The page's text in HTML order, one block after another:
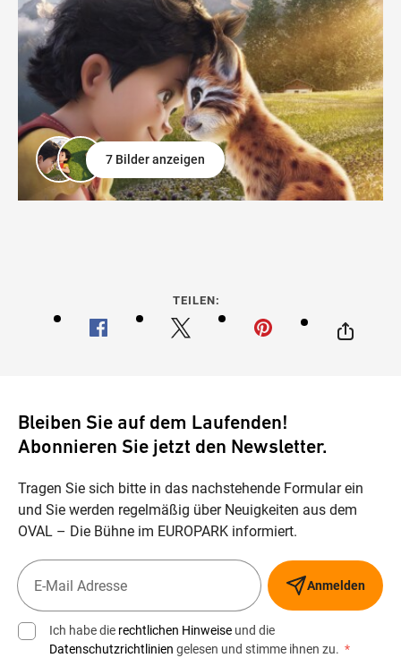
7 Bilder anzeigen
TEILEN:
Bleiben Sie auf dem Laufenden!
Abonnieren Sie jetzt den Newsletter.
Tragen Sie sich bitte in das nachstehende Formular ein
und Sie werden regelmäßig über Neuigkeiten aus dem
OVAL – Die Bühne im EUROPARK informiert.
Anmelden
Ich habe die rechtlichen Hinweise und die
Datenschutzrichtlinien gelesen und stimme ihnen zu. *